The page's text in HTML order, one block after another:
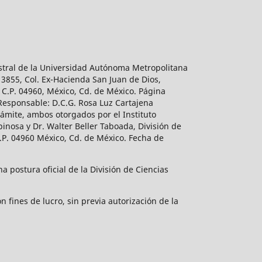
de la Universidad Autónoma Metropolitana
Col. Ex-Hacienda San Juan de Dios,
04960, México, Cd. de México. Página
D.C.G. Rosa Luz Cartajena
ambos otorgados por el Instituto
y Dr. Walter Beller Taboada, División de
04960 México, Cd. de México. Fecha de
postura oficial de la División de Ciencias
fines de lucro, sin previa autorización de la